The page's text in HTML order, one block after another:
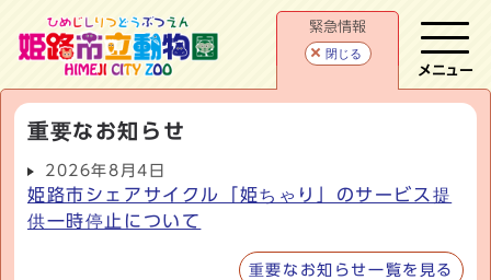
緊急情報
閉じる
重要なお知らせ
2026年8月4日
姫路市シェアサイクル「姫ちゃり」のサービス提
供一時停止について
重要なお知らせ一覧を見る
メニュー